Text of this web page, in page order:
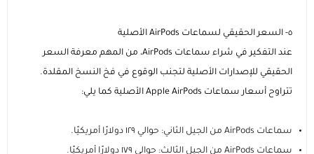
٥- السعر الحقيقي لسماعات AirPods الأصلية
عند التفكير في شراء سماعات AirPods، من المهم معرفة السعر
الحقيقي للإصدارات الأصلية لتجنب الوقوع في فخ النسخ المقلدة.
تتراوح أسعار سماعات Apple AirPods الأصلية كما يلي:
سماعات AirPods من الجيل الثاني: حوالي ١٢٩ دولارًا أمريكيًا.
سماعات AirPods من الجيل الثالث: حوالي ١٧٩ دولارًا أمريكيًا.